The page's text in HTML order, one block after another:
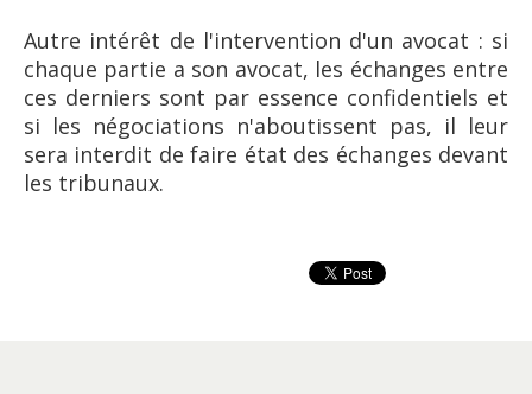
Autre intérêt de l'intervention d'un avocat : si
chaque partie a son avocat, les échanges entre
ces derniers sont par essence confidentiels et
si les négociations n'aboutissent pas, il leur
sera interdit de faire état des échanges devant
les tribunaux.